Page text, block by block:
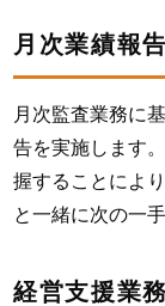
月次業績報
月次監査業務に
告を実施します
握することによ
と一緒に次の一
経営支援業